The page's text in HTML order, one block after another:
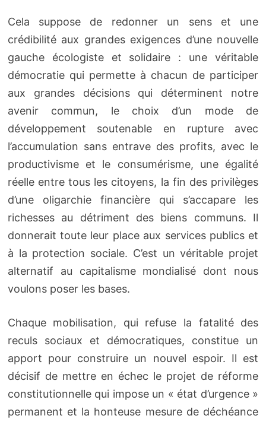
Cela suppose de redonner un sens et une
crédibilité aux grandes exigences d’une nouvelle
gauche écologiste et solidaire : une véritable
démocratie qui permette à chacun de participer
aux grandes décisions qui déterminent notre
avenir commun, le choix d’un mode de
développement soutenable en rupture avec
l’accumulation sans entrave des profits, avec le
productivisme et le consumérisme, une égalité
réelle entre tous les citoyens, la fin des privilèges
d’une oligarchie financière qui s’accapare les
richesses au détriment des biens communs. Il
donnerait toute leur place aux services publics et
à la protection sociale. C’est un véritable projet
alternatif au capitalisme mondialisé dont nous
voulons poser les bases.
Chaque mobilisation, qui refuse la fatalité des
reculs sociaux et démocratiques, constitue un
apport pour construire un nouvel espoir. Il est
décisif de mettre en échec le projet de réforme
constitutionnelle qui impose un « état d’urgence »
permanent et la honteuse mesure de déchéance